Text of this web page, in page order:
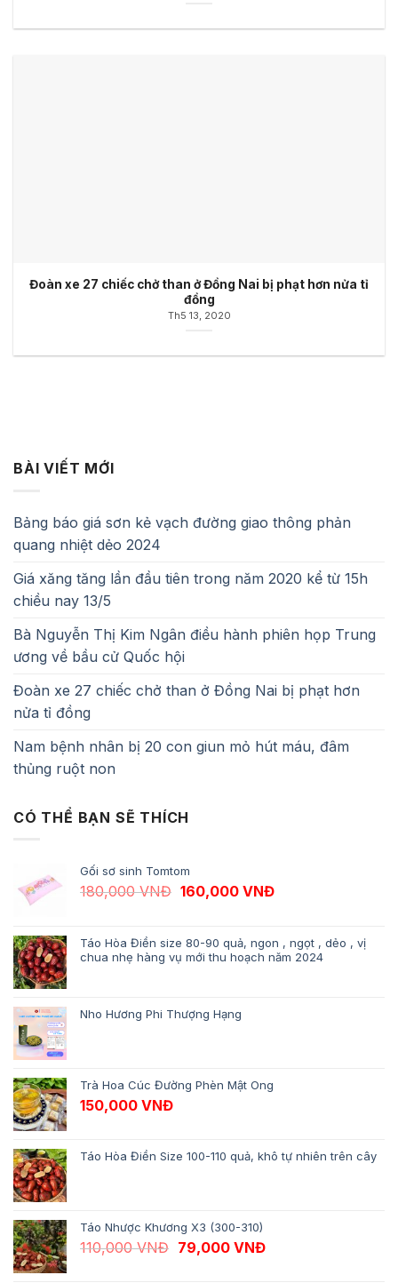
Đoàn xe 27 chiếc chở than ở Đồng Nai bị phạt hơn nửa tỉ
đồng
Th5 13, 2020
BÀI VIẾT MỚI
Bảng báo giá sơn kẻ vạch đường giao thông phản
quang nhiệt dẻo 2024
Giá xăng tăng lần đầu tiên trong năm 2020 kể từ 15h
chiều nay 13/5
Bà Nguyễn Thị Kim Ngân điều hành phiên họp Trung
ương về bầu cử Quốc hội
Đoàn xe 27 chiếc chở than ở Đồng Nai bị phạt hơn
nửa tỉ đồng
Nam bệnh nhân bị 20 con giun mỏ hút máu, đâm
thủng ruột non
CÓ THỂ BẠN SẼ THÍCH
Gối sơ sinh Tomtom
180,000VNĐ Giá gốc là: 180,000 VNĐ.
160,000 VNĐGiá hiện tại là:
Táo Hòa Điền size 80-90 quả, ngon , ngọt , dẻo , vị
chua nhẹ hàng vụ mới thu hoạch năm 2024
Nho Hương Phi Thượng Hạng
Trà Hoa Cúc Đường Phèn Mật Ong
150,000 VNĐ
Táo Hòa Điền Size 100-110 quả, khô tự nhiên trên cây
Táo Nhược Khương X3 (300-310)
110,000VNĐ Giá gốc là: 110,000 VNĐ.
79,000 VNĐGiá hiện tại là: